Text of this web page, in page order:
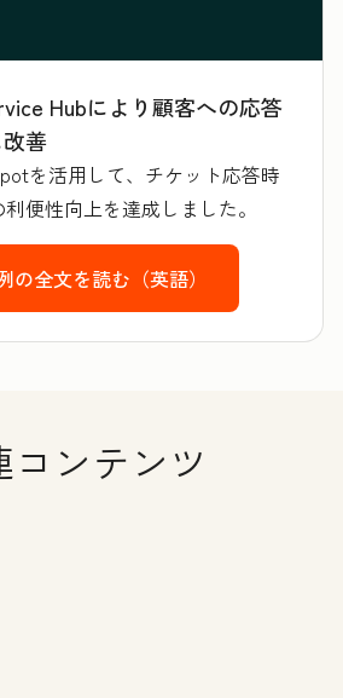
Hubにより顧客への応答
善
を活用して、チケット応答時
便性向上を達成しました。
の全文を読む（英語）
コンテンツ